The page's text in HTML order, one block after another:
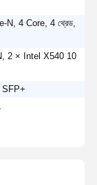
N, 4 Core, 4 থ্রেড,
2 × Intel X540 10
SFP+